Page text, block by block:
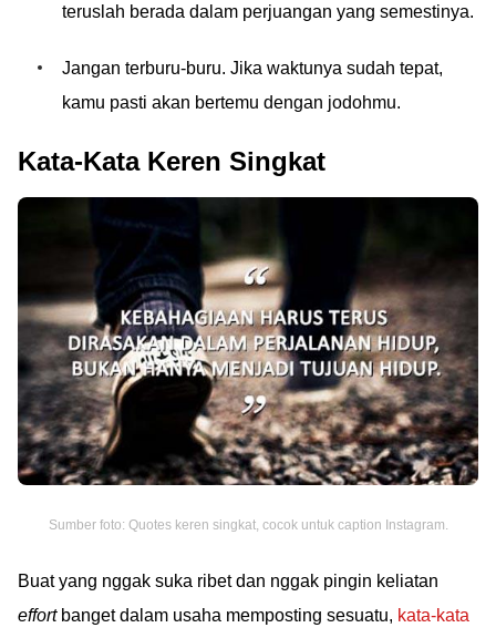
teruslah berada dalam perjuangan yang semestinya.
Jangan terburu-buru. Jika waktunya sudah tepat,
kamu pasti akan bertemu dengan jodohmu.
Kata-Kata Keren Singkat
Sumber foto: Quotes keren singkat, cocok untuk caption Instagram.
Buat yang nggak suka ribet dan nggak pingin keliatan
effortbanget dalam usaha memposting sesuatu, kata-kata